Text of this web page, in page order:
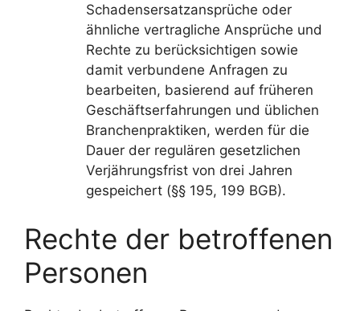
Schadensersatzansprüche oder
ähnliche vertragliche Ansprüche und
Rechte zu berücksichtigen sowie
damit verbundene Anfragen zu
bearbeiten, basierend auf früheren
Geschäftserfahrungen und üblichen
Branchenpraktiken, werden für die
Dauer der regulären gesetzlichen
Verjährungsfrist von drei Jahren
gespeichert (§§ 195, 199 BGB).
Rechte der betroffenen
Personen